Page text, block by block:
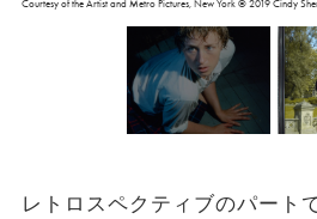
Courtesy of the Artist and Metro Pictures, New York © 2019 Cindy
レトロスペクティブのパート